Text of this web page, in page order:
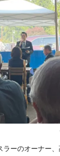
ーのオーナー